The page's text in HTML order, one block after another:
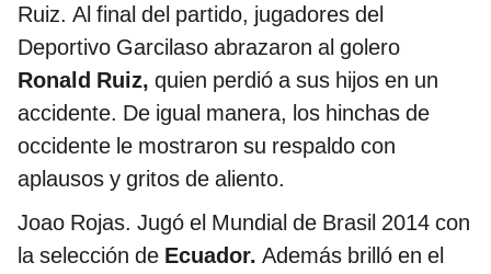
Ruiz. Al final del partido, jugadores del
Deportivo Garcilaso abrazaron al golero
Ronald Ruiz, quien perdió a sus hijos en un
accidente. De igual manera, los hinchas de
occidente le mostraron su respaldo con
aplausos y gritos de aliento.
Joao Rojas. Jugó el Mundial de Brasil 2014 con
la selección de Ecuador. Además brilló en el